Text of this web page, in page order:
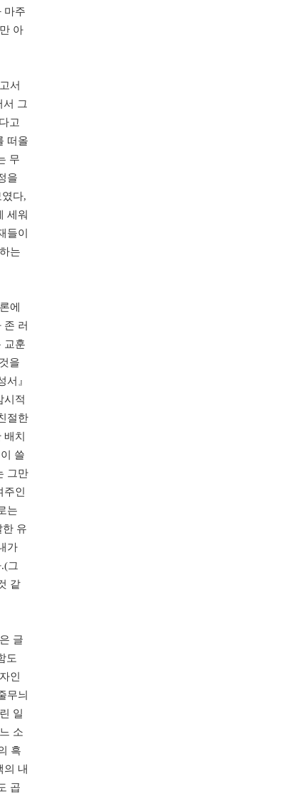
마주
아
서
서 그
고
떠올
무
을
다,
세워
들이
는
에
존 러
교훈
을
』
시적
절한
치
쓸
그만
주인
는
유
가
그
같
글
도
인
무늬
일
소
흑
의 내
곱